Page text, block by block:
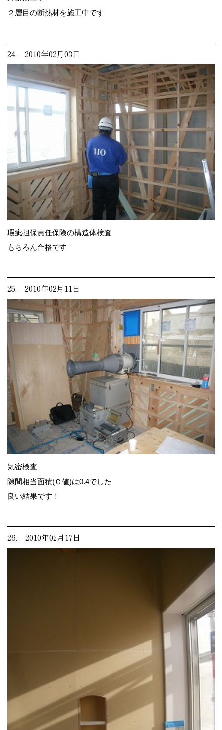
２層目の断熱材を施工中です
24. 2010年02月03日
瑕疵担保責任保険の構造体検査
もちろん合格です
25. 2010年02月11日
気密検査
隙間相当面積(Ｃ値)は0.4でした
良い結果です！
26. 2010年02月17日